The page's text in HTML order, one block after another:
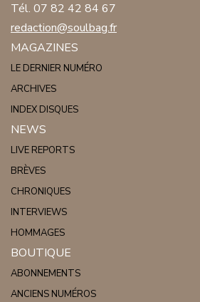
Tél. 07 82 42 84 67
redaction@soulbag.fr
MAGAZINES
LE DERNIER NUMÉRO
ARCHIVES
INDEX DISQUES
NEWS
LIVE REPORTS
BRÈVES
CHRONIQUES
INTERVIEWS
HOMMAGES
BOUTIQUE
ABONNEMENTS
ANCIENS NUMÉROS